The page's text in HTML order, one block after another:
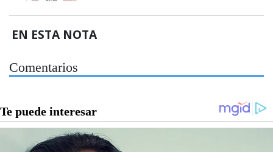
EN ESTA NOTA
Comentarios